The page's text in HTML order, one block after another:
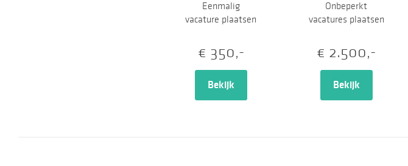
Eenmalig
vacature plaatsen
€ 350,-
Bekijk
Onbeperkt
vacatures plaatsen
€ 2.500,-
Bekijk